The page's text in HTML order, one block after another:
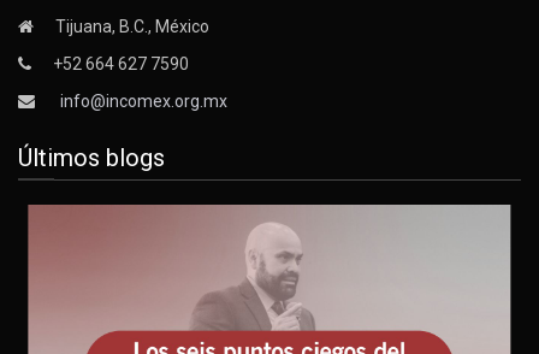
Tijuana, B.C., México
+52 664 627 7590
info@incomex.org.mx
Últimos blogs